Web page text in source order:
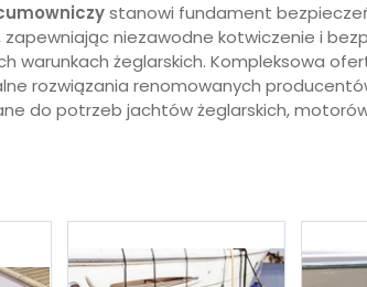
stanowi fundament
zapewniając niezawodne kotwiczenie i
warunkach żeglarskich. Kompleksowa
rozwiązania renomowanych
do potrzeb jachtów żeglarskich,